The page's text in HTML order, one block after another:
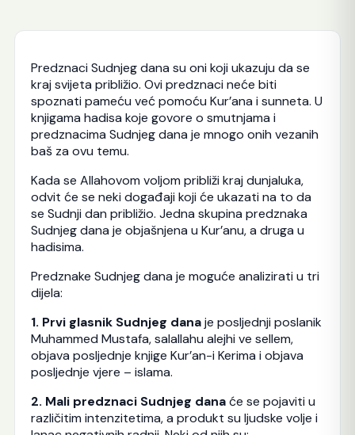
Predznaci Sudnjeg dana su oni koji ukazuju da se
kraj svijeta približio. Ovi predznaci neće biti
spoznati pameću već pomoću Kur’ana i sunneta. U
knjigama hadisa koje govore o smutnjama i
predznacima Sudnjeg dana je mnogo onih vezanih
baš za ovu temu.
Kada se Allahovom voljom približi kraj dunjaluka,
odvit će se neki događaji koji će ukazati na to da
se Sudnji dan približio. Jedna skupina predznaka
Sudnjeg dana je objašnjena u Kur’anu, a druga u
hadisima.
Predznake Sudnjeg dana je moguće analizirati u tri
dijela:
1. Prvi glasnik Sudnjeg danaje posljednji poslanik
Muhammed Mustafa, salallahu alejhi ve sellem,
objava posljednje knjige Kur’an-i Kerima i objava
posljednje vjere – islama.
2. Mali predznaci Sudnjeg danaće se pojaviti u
različitim intenzitetima, a produkt su ljudske volje i